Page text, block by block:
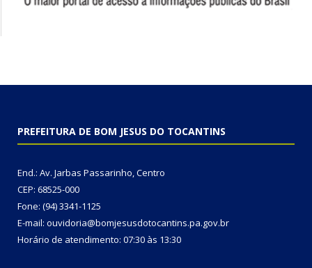
PREFEITURA DE BOM JESUS DO TOCANTINS
End.: Av. Jarbas Passarinho, Centro
CEP: 68525-000
Fone: (94) 3341-1125
E-mail: ouvidoria@bomjesusdotocantins.pa.gov.br
Horário de atendimento: 07:30 às 13:30